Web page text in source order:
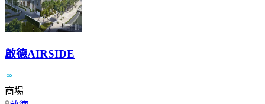
啟德AIRSIDE
商場